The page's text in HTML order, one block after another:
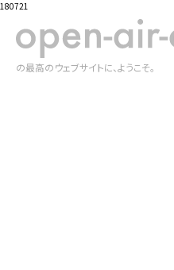
の最高のウェブサイトに、ようこそ。
180721